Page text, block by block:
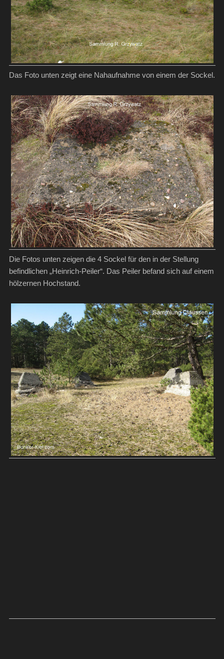
Das Foto unten zeigt eine Nahaufnahme von einem der Sockel.
Die Fotos unten zeigen die 4 Sockel für den in der Stellung
befindlichen „Heinrich-Peiler“. Das Peiler befand sich auf einem
hölzernen Hochstand.